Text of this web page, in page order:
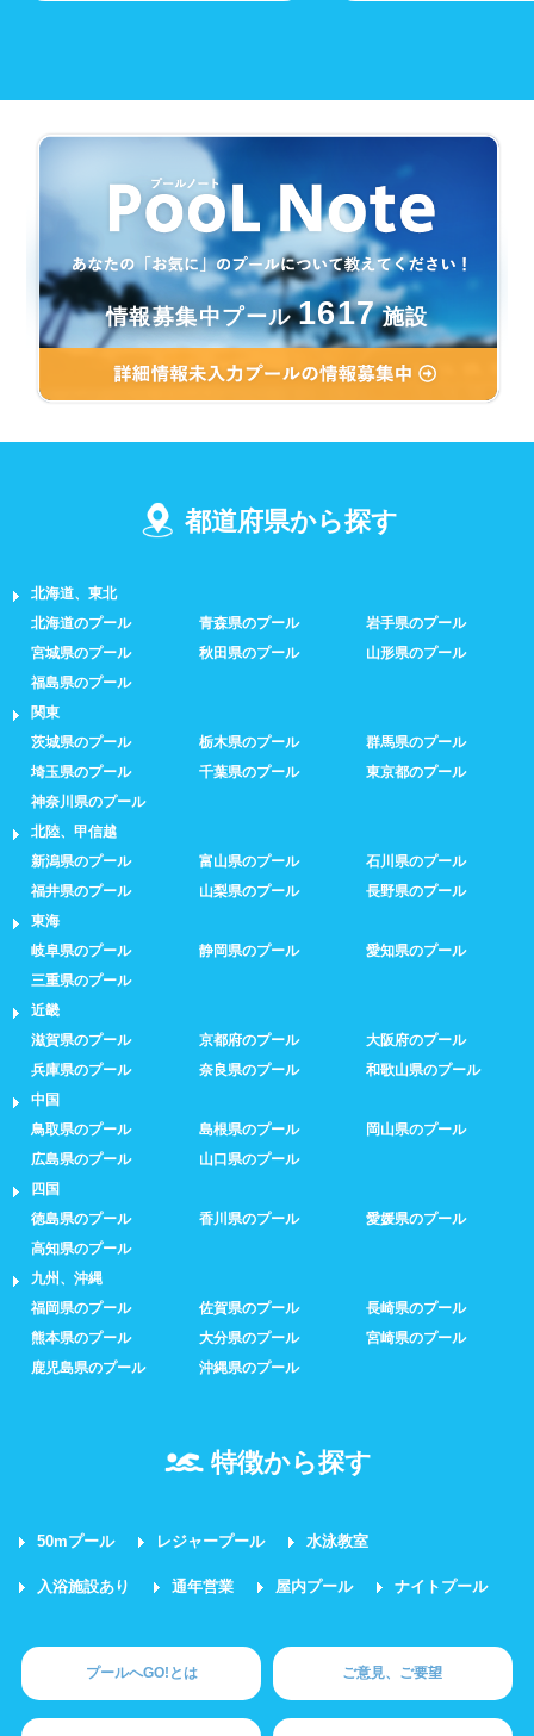
情報募集中プール 1617 施設
都道府県から探す
北海道、東北
北海道のプール
青森県のプール
岩手県のプール
宮城県のプール
秋田県のプール
山形県のプール
福島県のプール
関東
茨城県のプール
栃木県のプール
群馬県のプール
埼玉県のプール
千葉県のプール
東京都のプール
神奈川県のプール
北陸、甲信越
新潟県のプール
富山県のプール
石川県のプール
福井県のプール
山梨県のプール
長野県のプール
東海
岐阜県のプール
静岡県のプール
愛知県のプール
三重県のプール
近畿
滋賀県のプール
京都府のプール
大阪府のプール
兵庫県のプール
奈良県のプール
和歌山県のプール
中国
鳥取県のプール
島根県のプール
岡山県のプール
広島県のプール
山口県のプール
四国
徳島県のプール
香川県のプール
愛媛県のプール
高知県のプール
九州、沖縄
福岡県のプール
佐賀県のプール
長崎県のプール
熊本県のプール
大分県のプール
宮崎県のプール
鹿児島県のプール
沖縄県のプール
特徴から探す
50mプール レジャープール 水泳教室
入浴施設あり 通年営業 屋内プール ナイトプール
プールへGO!とは ご意見、ご要望